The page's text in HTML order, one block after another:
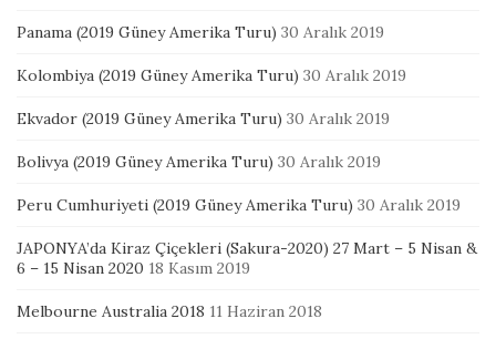
Panama (2019 Güney Amerika Turu) 30 Aralık 2019
Kolombiya (2019 Güney Amerika Turu) 30 Aralık 2019
Ekvador (2019 Güney Amerika Turu) 30 Aralık 2019
Bolivya (2019 Güney Amerika Turu) 30 Aralık 2019
Peru Cumhuriyeti (2019 Güney Amerika Turu) 30 Aralık 2019
JAPONYA’da Kiraz Çiçekleri (Sakura-2020) 27 Mart – 5 Nisan &
6 – 15 Nisan 2020 18 Kasım 2019
Melbourne Australia 2018 11 Haziran 2018